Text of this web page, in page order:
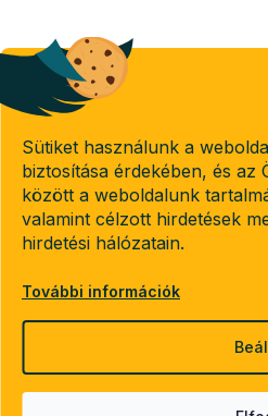
Sütiket használunk a
biztosítása érdekében, és az
között a weboldalunk
valamint célzott hirdetések
hirdetési hálózatain.
További információk